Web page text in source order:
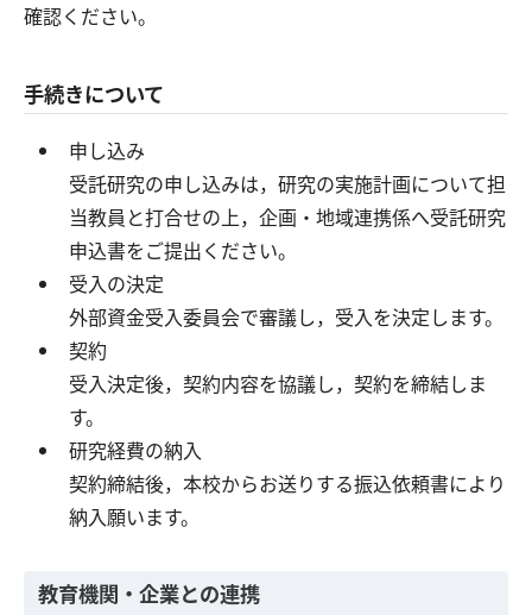
確認ください。
手続きについて
申し込み
受託研究の申し込みは，研究の実施計画について担
当教員と打合せの上，企画・地域連携係へ受託研究
申込書をご提出ください。
受入の決定
外部資金受入委員会で審議し，受入を決定します。
契約
受入決定後，契約内容を協議し，契約を締結しま
す。
研究経費の納入
契約締結後，本校からお送りする振込依頼書により
納入願います。
教育機関・企業との連携